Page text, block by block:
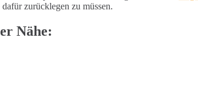
zurücklegen zu müssen.
Nähe: